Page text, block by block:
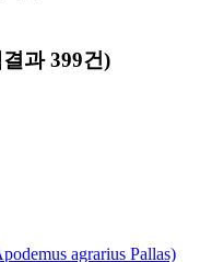
과 399건)
agrarius Pallas)